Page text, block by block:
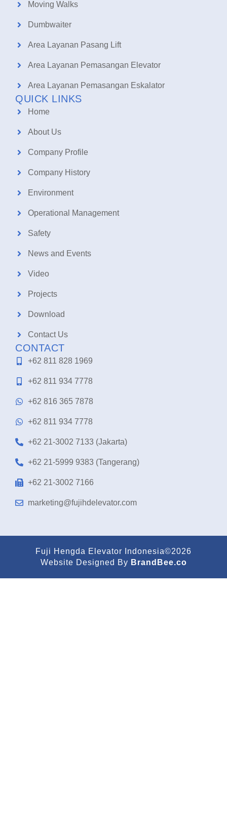
Moving Walks
Dumbwaiter
Area Layanan Pasang Lift
Area Layanan Pemasangan Elevator
Area Layanan Pemasangan Eskalator
QUICK LINKS
Home
About Us
Company Profile
Company History
Environment
Operational Management
Safety
News and Events
Video
Projects
Download
Contact Us
CONTACT
+62 811 828 1969
+62 811 934 7778
+62 816 365 7878
+62 811 934 7778
+62 21-3002 7133 (Jakarta)
+62 21-5999 9383 (Tangerang)
+62 21-3002 7166
marketing@fujihdelevator.com
Fuji Hengda Elevator Indonesia©2026
Website Designed By BrandBee.co